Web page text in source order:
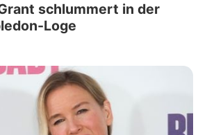
schlummert in der
Loge